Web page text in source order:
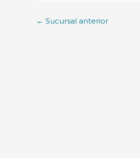
← Sucursal anterior